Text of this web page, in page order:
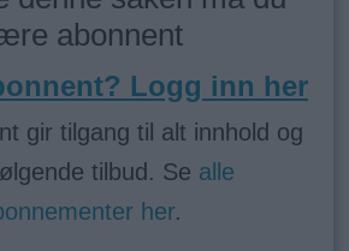
abonnent
Logg inn her
gir tilgang til alt innhold og
tilbud. Se alle
her.